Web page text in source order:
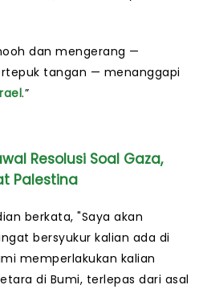
dan mengerang —
tangan — menanggapi
.”
Resolusi Soal Gaza,
Palestina
berkata, "Saya akan
bersyukur kalian ada di
memperlakukan kalian
di Bumi, terlepas dari asal